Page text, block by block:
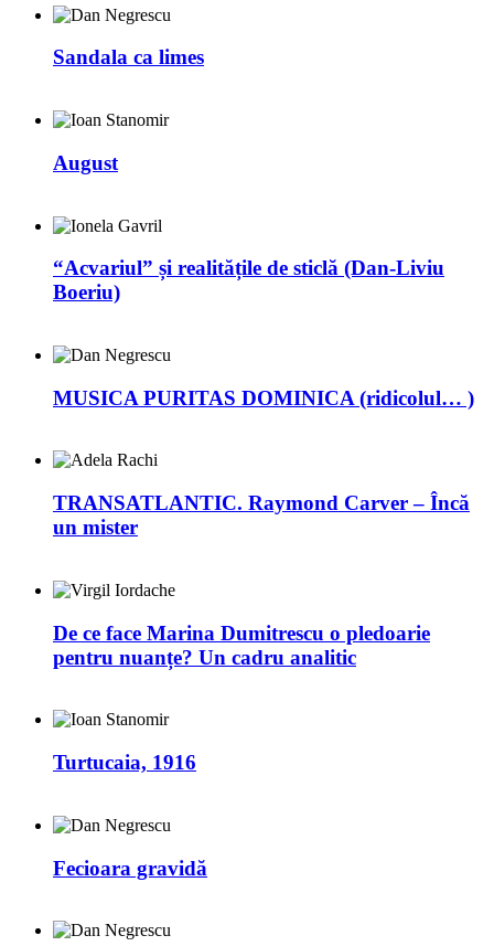
Sandala ca limes
August
“Acvariul” și realitățile de sticlă (Dan-Liviu
Boeriu)
MUSICA PURITAS DOMINICA (ridicolul… )
TRANSATLANTIC. Raymond Carver – Încă
un mister
De ce face Marina Dumitrescu o pledoarie
pentru nuanțe? Un cadru analitic
Turtucaia, 1916
Fecioara gravidă